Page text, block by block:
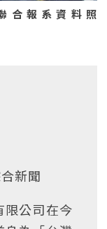
合報系資料照
新聞
限公司在今